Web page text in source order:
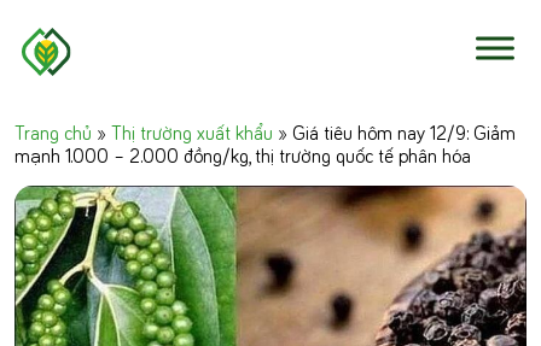
Trang chủ » Thị trường xuất khẩu » Giá tiêu hôm nay 12/9: Giảm
mạnh 1.000 – 2.000 đồng/kg, thị trường quốc tế phân hóa